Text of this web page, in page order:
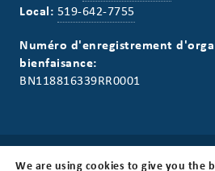
Local: 519-642-7755
Numéro d'enregistrement
bienfaisance:
BN118816339RR0001
We are using cookies to give you the